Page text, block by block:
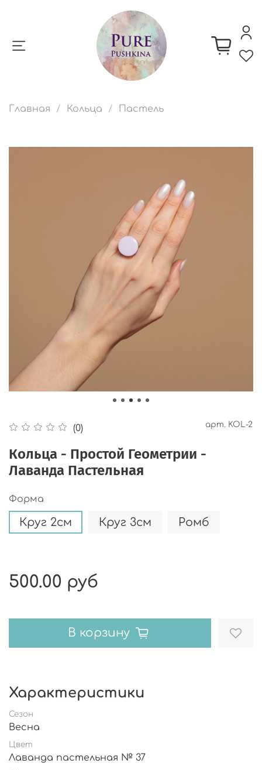
Главная Кольца Пастель
(0) арт. KOL-2
Кольца - Простой Геометрии -
Лаванда Пастельная
Форма
Круг 2см Круг 3см Ромб
500.00 руб
В корзину
Характеристики
Сезон
Весна
Цвет
Лаванда пастельная № 37